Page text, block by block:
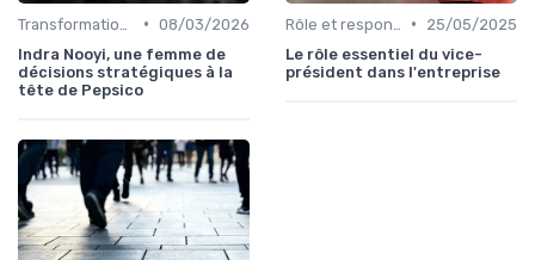
• 08/03/2026
Indra Nooyi, une femme de
décisions stratégiques à la
tête de Pepsico
•
25/05/2025
Le rôle essentiel du vice-
président dans l'entreprise